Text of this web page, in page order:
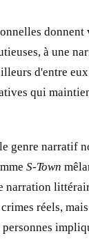
donnent
à une
d'entre
qui
genre narratif
S-Town
narration
réels,